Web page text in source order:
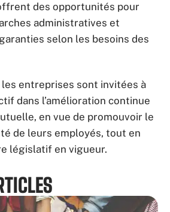
des opportunités pour
administratives et
selon les besoins des
entreprises sont invitées à
dans l’amélioration continue
en vue de promouvoir le
de leurs employés, tout en
législatif en vigueur.